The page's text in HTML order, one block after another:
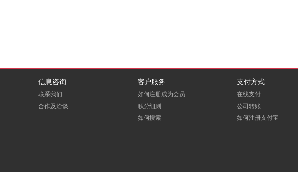
信息咨询
联系我们
合作及洽谈
客户服务
如何注册成为会员
积分细则
如何搜索
支付方式
在线支付
公司转账
如何注册支付宝